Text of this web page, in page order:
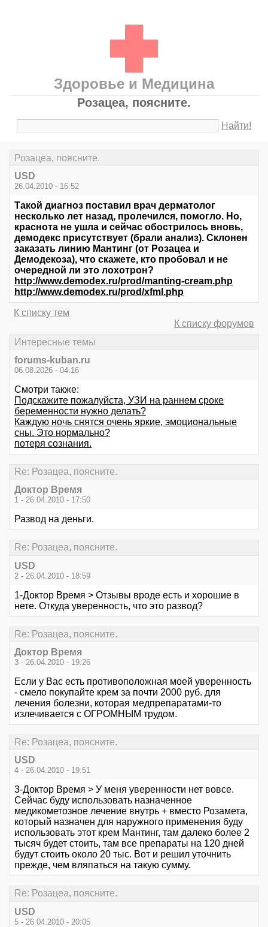
Здоровье и Медицина
Розацеа, поясните.
Найти!
Розацеа, поясните.
USD
26.04.2010 - 16:52
Такой диагноз поставил врач дерматолог
несколько лет назад, пролечился, помогло. Но,
краснота не ушла и сейчас обострилось вновь,
демодекс присутствует (брали анализ). Склонен
заказать линию Мантинг (от Розацеа и
Демодекоза), что скажете, кто пробовал и не
очередной ли это лохотрон?
http://www.demodex.ru/prod/manting-cream.php
http://www.demodex.ru/prod/xfml.php
К списку тем
К списку форумов
Интересные темы
forums-kuban.ru
06.08.2026 - 04:16
Смотри также:
Подскажите пожалуйста, УЗИ на раннем сроке
беременности нужно делать?
Каждую ночь снятся очень яркие, эмоциональные
сны. Это нормально?
потеря сознания.
Re: Розацеа, поясните.
Доктор Время
1 - 26.04.2010 - 17:50
Развод на деньги.
Re: Розацеа, поясните.
USD
2 - 26.04.2010 - 18:59
1-Доктор Время > Отзывы вроде есть и хорошие в
нете. Откуда уверенность, что это развод?
Re: Розацеа, поясните.
Доктор Время
3 - 26.04.2010 - 19:26
Если у Вас есть противоположная моей уверенность
- смело покупайте крем за почти 2000 руб. для
лечения болезни, которая медпрепаратами-то
излечивается с ОГРОМНЫМ трудом.
Re: Розацеа, поясните.
USD
4 - 26.04.2010 - 19:51
3-Доктор Время > У меня уверенности нет вовсе.
Сейчас буду использовать назначенное
медикометозное лечение внутрь + вместо Розамета,
который назначен для наружного применения буду
использовать этот крем Мантинг, там далеко более 2
тысяч будет стоить, там все препараты на 120 дней
будут стоить около 20 тыс. Вот и решил уточнить
прежде, чем вляпаться на такую сумму.
Re: Розацеа, поясните.
USD
5 - 26.04.2010 - 20:05